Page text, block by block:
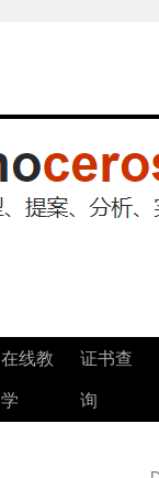
在线教
学
证书查
询